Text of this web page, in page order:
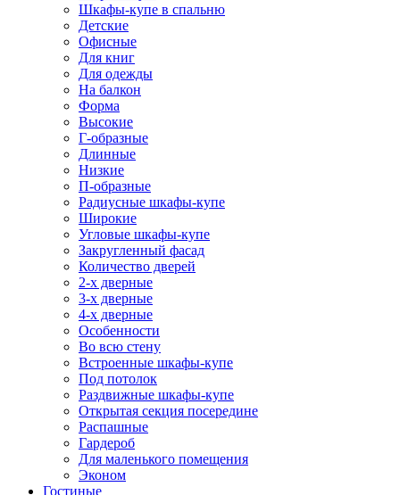
Шкафы-купе в спальню
Детские
Офисные
Для книг
Для одежды
На балкон
Форма
Высокие
Г-образные
Длинные
Низкие
П-образные
Радиусные шкафы-купе
Широкие
Угловые шкафы-купе
Закругленный фасад
Количество дверей
2-х дверные
3-х дверные
4-х дверные
Особенности
Во всю стену
Встроенные шкафы-купе
Под потолок
Раздвижные шкафы-купе
Открытая секция посередине
Распашные
Гардероб
Для маленького помещения
Эконом
Гостиные